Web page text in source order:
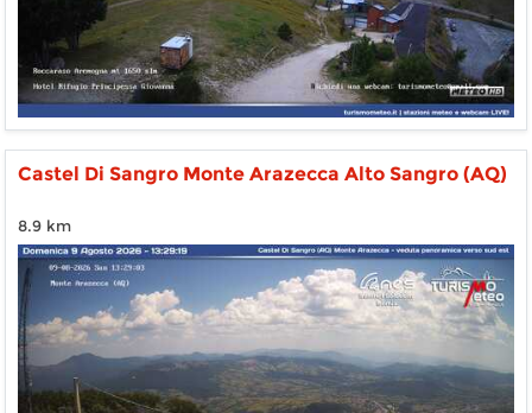
Castel Di Sangro Monte Arazecca Alto Sangro (AQ)
8.9 km